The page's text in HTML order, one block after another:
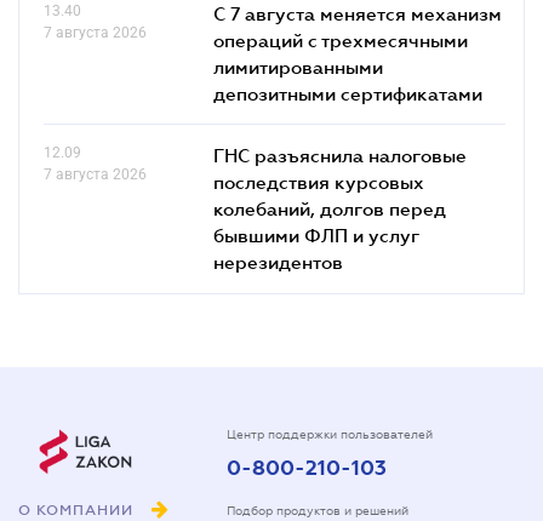
13.40
7 августа 2026
С 7 августа меняется механизм
операций с трехмесячными
лимитированными
депозитными сертификатами
12.09
7 августа 2026
ГНС разъяснила налоговые
последствия курсовых
колебаний, долгов перед
бывшими ФЛП и услуг
нерезидентов
О КОМПАНИИ
Центр поддержки пользователей
0-800-210-103
Подбор продуктов и решений